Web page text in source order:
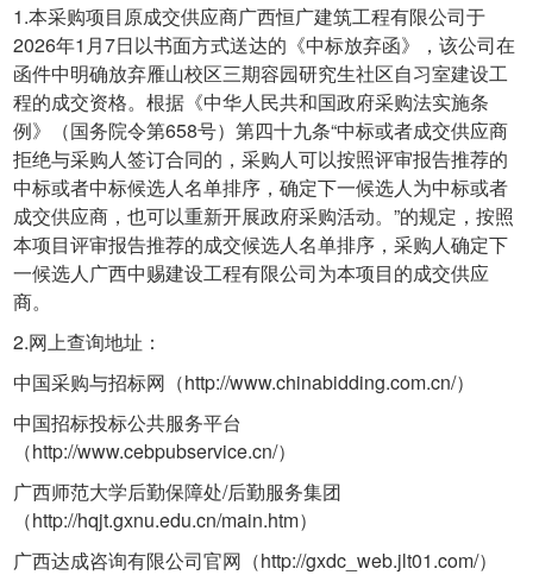
1.本采购项目原成交供应商广西恒广建筑工程有限公司于
2026年1月7日以书面方式送达的《中标放弃函》，该公司在
函件中明确放弃雁山校区三期容园研究生社区自习室建设工
程的成交资格。根据《中华人民共和国政府采购法实施条
例》（国务院令第658号）第四十九条“中标或者成交供应商
拒绝与采购人签订合同的，采购人可以按照评审报告推荐的
中标或者中标候选人名单排序，确定下一候选人为中标或者
成交供应商，也可以重新开展政府采购活动。”的规定，按照
本项目评审报告推荐的成交候选人名单排序，采购人确定下
一候选人广西中赐建设工程有限公司为本项目的成交供应
商。
2.网上查询地址：
中国采购与招标网（http://www.chinabidding.com.cn/）
中国招标投标公共服务平台
（http://www.cebpubservice.cn/）
广西师范大学后勤保障处/后勤服务集团
（http://hqjt.gxnu.edu.cn/main.htm）
广西达成咨询有限公司官网（http://gxdc_web.jlt01.com/）